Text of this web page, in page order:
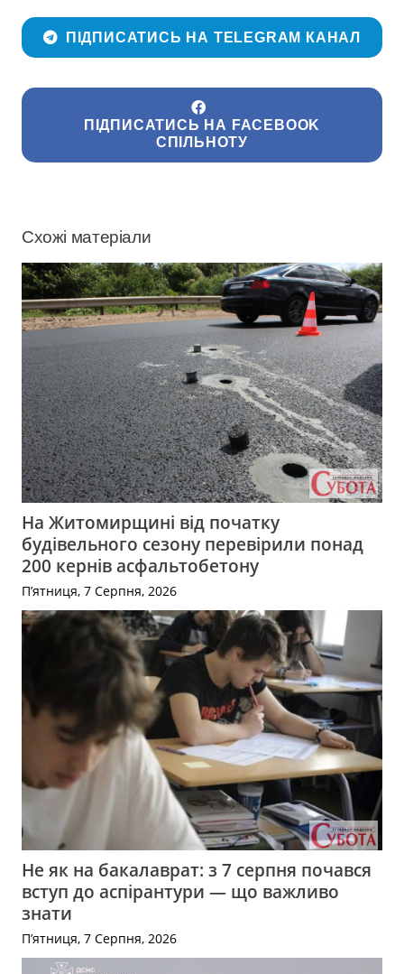
ПІДПИСАТИСЬ НА TELEGRAM КАНАЛ
ПІДПИСАТИСЬ НА FACEBOOK
СПІЛЬНОТУ
Схожі матеріали
На Житомирщині від початку
будівельного сезону перевірили понад
200 кернів асфальтобетону
П’ятниця, 7 Серпня, 2026
Не як на бакалаврат: з 7 серпня почався
вступ до аспірантури — що важливо
знати
П’ятниця, 7 Серпня, 2026